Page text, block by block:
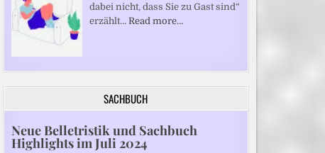
dabei nicht, dass Sie zu Gast sind“
erzählt… Read more…
SACHBUCH
Neue Belletristik und Sachbuch
Highlights im Juli 2024